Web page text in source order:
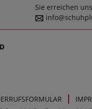
Sie erreichen